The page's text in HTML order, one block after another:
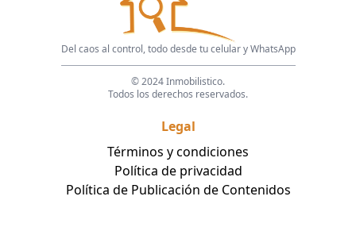
Del caos al control, todo desde tu celular y WhatsApp
© 2024 Inmobilistico.
Todos los derechos reservados.
Legal
Términos y condiciones
Política de privacidad
Política de Publicación de Contenidos